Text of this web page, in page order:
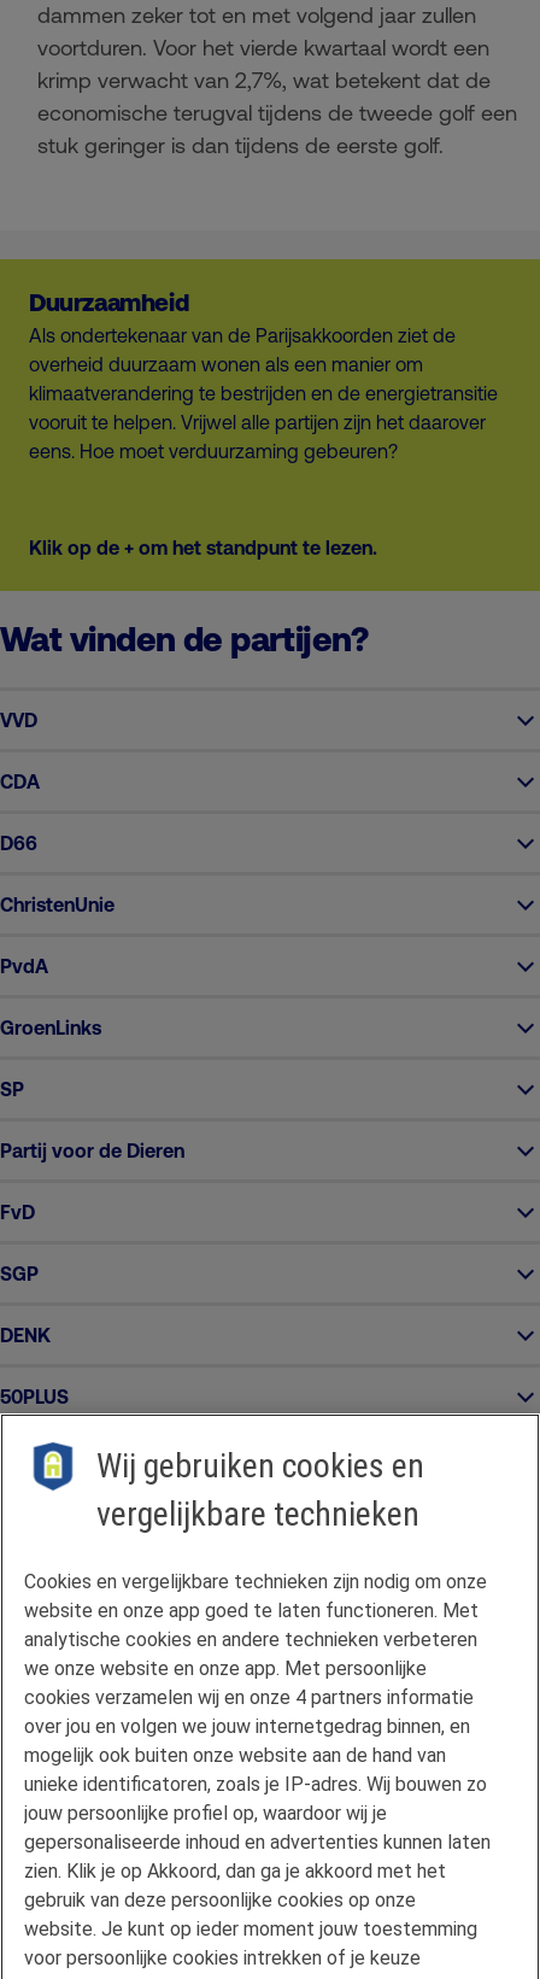
dammen zeker tot en met volgend jaar zullen
voortduren. Voor het vierde kwartaal wordt een
krimp verwacht van 2,7%, wat betekent dat de
economische terugval tijdens de tweede golf een
stuk geringer is dan tijdens de eerste golf.
Duurzaamheid
Als ondertekenaar van de Parijsakkoorden ziet de
overheid duurzaam wonen als een manier om
klimaatverandering te bestrijden en de energietransitie
vooruit te helpen. Vrijwel alle partijen zijn het daarover
eens. Hoe moet verduurzaming gebeuren?
Klik op de + om het standpunt te lezen.
Wat vinden de partijen?
VVD
CDA
D66
ChristenUnie
PvdA
GroenLinks
SP
Partij voor de Dieren
FvD
SGP
DENK
50PLUS
Veelgestelde vragen
Klachtenregeling
Privacyverklaring
Disclaimer
Gebruikersvoorwaarden FAN
Actuele rente
Downloads
Kredietgids
Toegang aanvragen
Over Florius
Samenwerken met Florius
Wij gebruiken cookies en
vergelijkbare technieken
Cookies en vergelijkbare technieken zijn nodig om onze
website en onze app goed te laten functioneren. Met
analytische cookies en andere technieken verbeteren
we onze website en onze app. Met persoonlijke
cookies verzamelen wij en onze 4 partners informatie
over jou en volgen we jouw internetgedrag binnen, en
mogelijk ook buiten onze website aan de hand van
unieke identificatoren, zoals je IP-adres. Wij bouwen zo
jouw persoonlijke profiel op, waardoor wij je
gepersonaliseerde inhoud en advertenties kunnen laten
zien. Klik je op Akkoord, dan ga je akkoord met het
gebruik van deze persoonlijke cookies op onze
website. Je kunt op ieder moment jouw toestemming
voor persoonlijke cookies intrekken of je keuze